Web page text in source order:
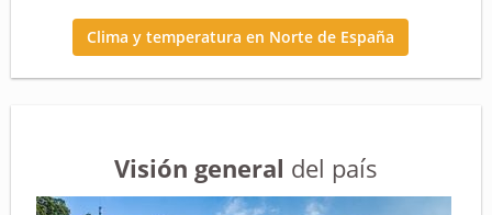
Clima y temperatura en Norte de España
Visión general del país